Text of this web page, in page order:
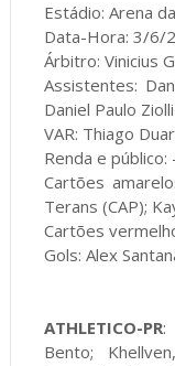
Estádio: Arena
Data-Hora: 3/6/
Árbitro: Vinicius
Assistentes:
Daniel Paulo
VAR: Thiago
Renda e público:
Cartões
Terans (CAP);
Cartões
Gols: Alex
ATHLETICO-PR:
Bento;